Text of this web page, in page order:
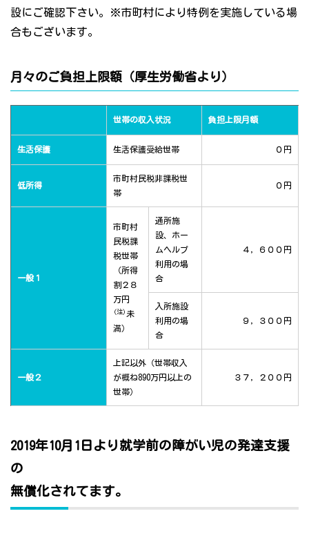
設にご確認下さい。※市町村により特例を実施している場
合もございます。
月々のご負担上限額（厚生労働省より）
世帯の収入状況 負担上限月額
生活保護 生活保護受給世帯 ０円
低所得
市町村民税非課税世
帯
０円
一般１
市町村
民税課
税世帯
（所得
割２８
万円
(注) 未
満）
通所施
設、ホー
ムヘルプ
利用の場
合
４，６００円
入所施設
利用の場
合
９，３００円
一般２
上記以外（世帯収入
が概ね890万円以上の
世帯）
３７，２００円
2019年10月1日より就学前の障がい児の発達支援
の
無償化されてます。